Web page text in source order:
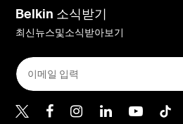
Belkin 소식받기
최신뉴스및소식받아보기
Belkin Twitter